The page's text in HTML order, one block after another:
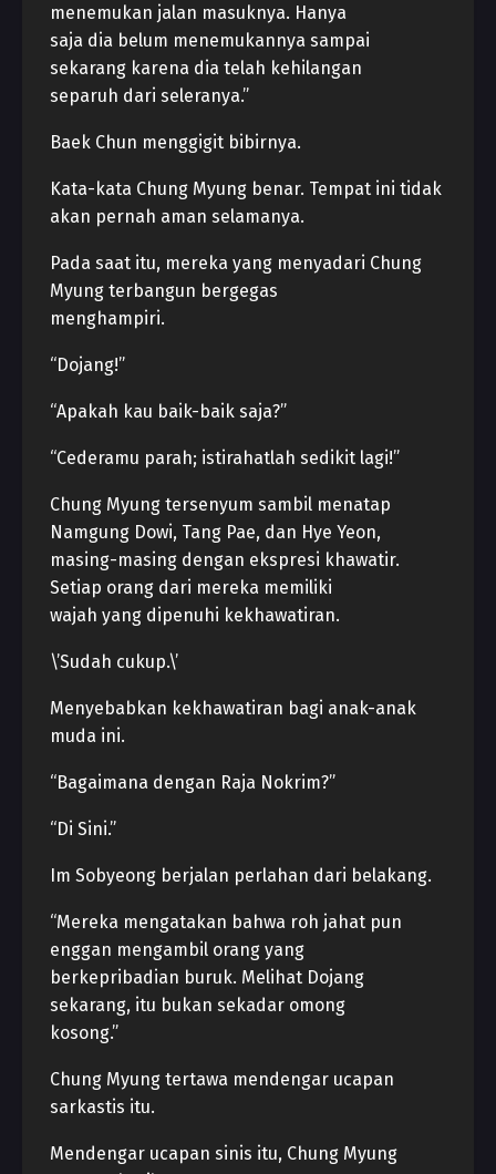
menemukan jalan masuknya. Hanya
saja dia belum menemukannya sampai
sekarang karena dia telah kehilangan
separuh dari seleranya.”
Baek Chun menggigit bibirnya.
Kata-kata Chung Myung benar. Tempat ini tidak
akan pernah aman selamanya.
Pada saat itu, mereka yang menyadari Chung
Myung terbangun bergegas
menghampiri.
“Dojang!”
“Apakah kau baik-baik saja?”
“Cederamu parah; istirahatlah sedikit lagi!”
Chung Myung tersenyum sambil menatap
Namgung Dowi, Tang Pae, dan Hye Yeon,
masing-masing dengan ekspresi khawatir.
Setiap orang dari mereka memiliki
wajah yang dipenuhi kekhawatiran.
\’Sudah cukup.\’
Menyebabkan kekhawatiran bagi anak-anak
muda ini.
“Bagaimana dengan Raja Nokrim?”
“Di Sini.”
Im Sobyeong berjalan perlahan dari belakang.
“Mereka mengatakan bahwa roh jahat pun
enggan mengambil orang yang
berkepribadian buruk. Melihat Dojang
sekarang, itu bukan sekadar omong
kosong.”
Chung Myung tertawa mendengar ucapan
sarkastis itu.
Mendengar ucapan sinis itu, Chung Myung